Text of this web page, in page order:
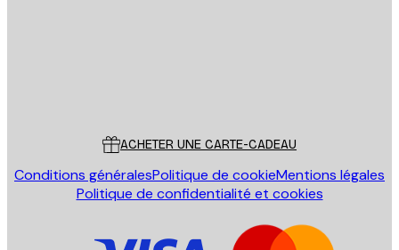
ACHETER UNE CARTE-CADEAU
Conditions généralesPolitique de cookieMentions légales
Politique de confidentialité et cookies